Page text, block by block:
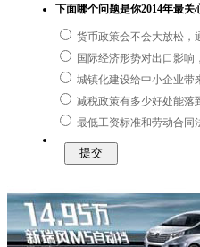
下面哪个问题是你2014年最关
货币政策会不会大放松，
国际经济形势对出口影响
城镇化建设给中小企业带
减税政策有多少好处能落
最低工资标准和劳动合同